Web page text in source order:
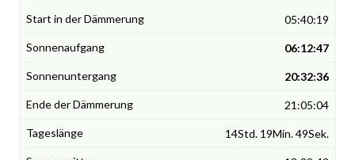
05:40:19
06:12:47
20:32:36
21:05:04
14Std. 19Min. 49Sek.